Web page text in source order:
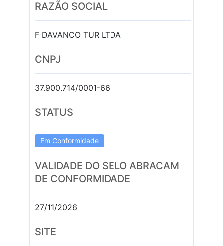
RAZÃO SOCIAL
F DAVANCO TUR LTDA
CNPJ
37.900.714/0001-66
STATUS
Em Conformidade
VALIDADE DO SELO ABRACAM
DE CONFORMIDADE
27/11/2026
SITE